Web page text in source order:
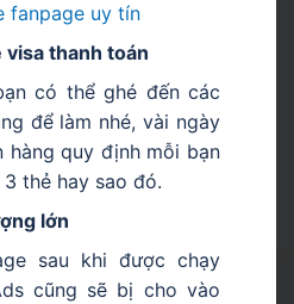
fanpage uy tín
thanh toán
có thể ghé đến các
để làm nhé, vài ngày
hàng quy định mỗi bạn
thẻ hay sao đó.
lớn
sau khi được chạy
cũng sẽ bị cho vào